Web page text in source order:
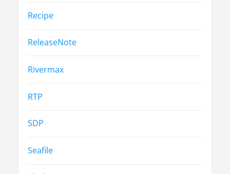
Recipe
ReleaseNote
Rivermax
RTP
SDP
Seafile